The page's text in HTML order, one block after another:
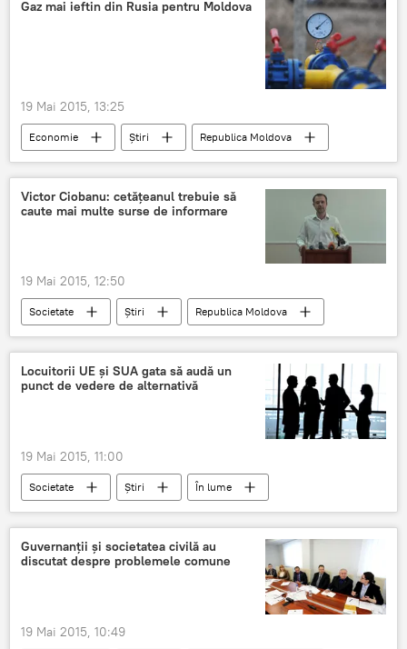
Gaz mai ieftin din Rusia pentru Moldova
19 Mai 2015, 13:25
Economie Știri
Republica Moldova
Ministerul Economiei
Gazprom
Moldovagaz
tarif preţ
gaz
Rusia
Victor Ciobanu: cetăţeanul trebuie să
caute mai multe surse de informare
19 Mai 2015, 12:50
Societate Știri
Republica Moldova
Victor Ciobanu
Sputnik
ICM Research
Locuitorii UE şi SUA gata să audă un
punct de vedere de alternativă
19 Mai 2015, 11:00
Societate Știri
În lume
Integrarea europeană: ieri, azi, mâine
SUA
UE
ICM Research
Sputnik
sondaj
mass-media
Guvernanţii şi societatea civilă au
discutat despre problemele comune
19 Mai 2015, 10:49